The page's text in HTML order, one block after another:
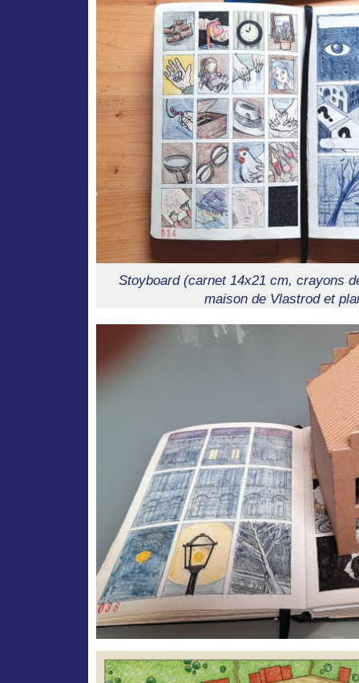
Stoyboard (carnet 14x21 cm, crayons
maison de Vlastrod et